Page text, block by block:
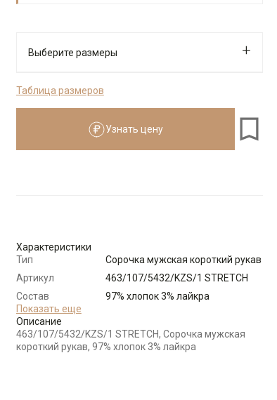
Выберите размеры
- + 3
40
Выбрать размерный ряд
Таблица размеров
Узнать цену
Характеристики
Тип
Сорочка мужская короткий рукав
Артикул
463/107/5432/KZS/1 STRETCH
Состав
сырья
97% хлопок 3% лайкра
Бренд
Модель
Зауженная навыпуск
Показать еще
Описание
463/107/5432/KZS/1 STRETCH, Сорочка мужская
короткий рукав, 97% хлопок 3% лайкра